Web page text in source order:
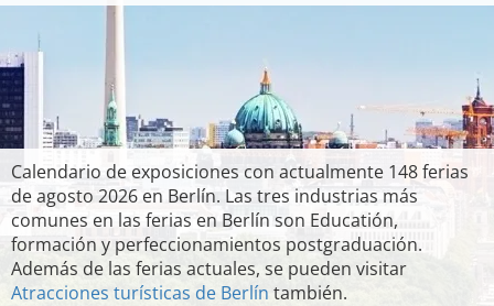
Calendario de exposiciones con actualmente 148 ferias
de agosto 2026 en Berlín. Las tres industrias más
comunes en las ferias en Berlín son Educatión,
formación y perfeccionamientos postgraduación.
Además de las ferias actuales, se pueden visitar
Atracciones turísticas de Berlín también.